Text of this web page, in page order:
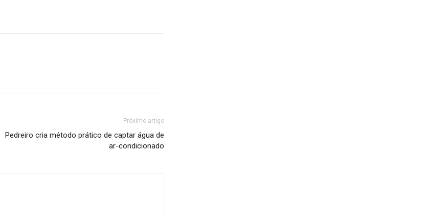
Próximo artigo
Pedreiro cria método prático de captar água de
ar-condicionado